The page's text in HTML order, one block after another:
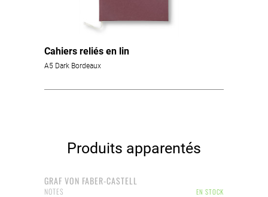
Cahiers reliés en lin
A5 Dark Bordeaux
Produits apparentés
GRAF VON FABER-CASTELL
EN STOCK
NOTES